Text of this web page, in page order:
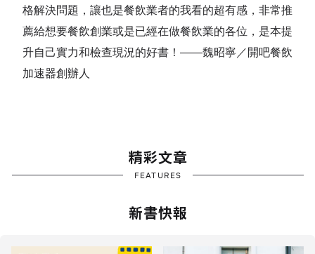
格解決問題，讓也是餐飲業者的我看的超有感，非常推
薦給想要餐飲創業或是已經在做餐飲業的各位，是本提
升自己實力和檢查現況的好書！——魏昭寧／開吧餐飲
加速器創辦人
精彩文章
FEATURES
新書快報